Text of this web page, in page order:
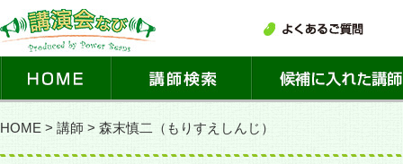
HOME > 講師 > 森末慎二（もりすえしんじ）